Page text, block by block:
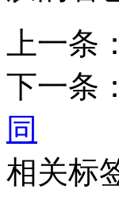
上一条：
下一条：
同
相关标